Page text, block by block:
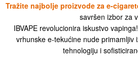
Tražite najbolje proizvode za e-
savršen izbor za
IBVAPE revolucionira iskustvo
vrhunske e-tekućine nude primamljiv
tehnologiju i